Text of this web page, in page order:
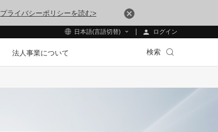
プライバシーポリシーを読む>
日本語(言語切替) ログイン
法人事業について 検索